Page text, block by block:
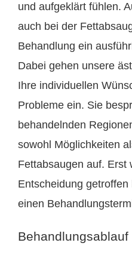
und aufgeklärt fühlen.
auch bei der
Behandlung ein
Dabei gehen unsere
Ihre individuellen
Probleme ein. Sie
behandelnden
sowohl Möglichkeiten
Fettabsaugen auf. Erst
Entscheidung
einen